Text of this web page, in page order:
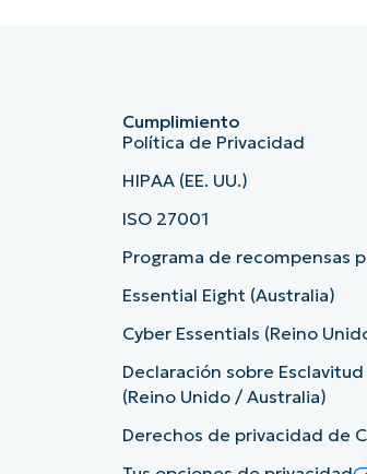
Cumplimiento
Política de Privacidad
HIPAA (EE. UU.)
ISO 27001
Programa de recompensas
Essential Eight (Australia)
Cyber Essentials (Reino
Declaración sobre
(Reino Unido / Australia)
Derechos de privacidad de